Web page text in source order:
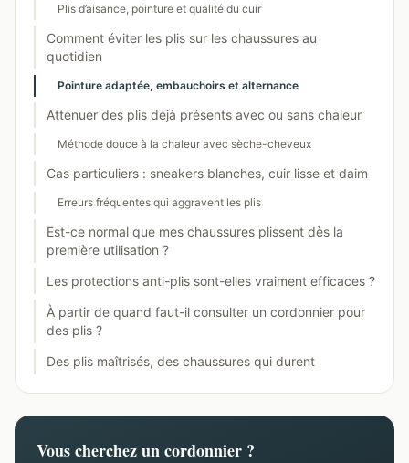
Plis d’aisance, pointure et qualité du cuir
Comment éviter les plis sur les chaussures au
quotidien
Pointure adaptée, embauchoirs et alternance
Atténuer des plis déjà présents avec ou sans chaleur
Méthode douce à la chaleur avec sèche-cheveux
Cas particuliers : sneakers blanches, cuir lisse et daim
Erreurs fréquentes qui aggravent les plis
Est-ce normal que mes chaussures plissent dès la
première utilisation ?
Les protections anti-plis sont-elles vraiment efficaces ?
À partir de quand faut-il consulter un cordonnier pour
des plis ?
Des plis maîtrisés, des chaussures qui durent
Vous cherchez un cordonnier ?